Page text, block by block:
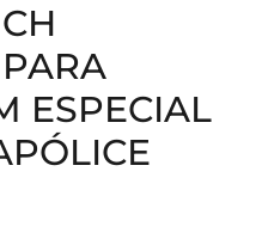
ESPECIAL